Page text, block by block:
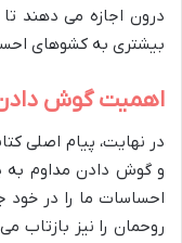
درون اجازه می دهند تا
بیشتری به کشوهای
اهمیت گوش
در نهایت، پیام اصلی
و گوش دادن مداوم به
احساسات ما را در خود
روحمان را نیز بازتاب